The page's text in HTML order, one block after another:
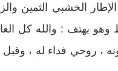
الخشبي الثمين
وهو يهتف : والله كل
روحي فداء له ، وقبل